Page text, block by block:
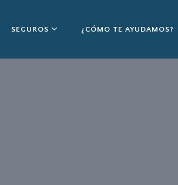
SEGUROS ¿CÓMO TE AYUDAMOS?